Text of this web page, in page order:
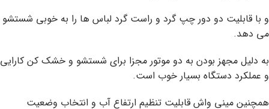
و با قابلیت دو دور چپ گرد و راست گرد لباس ها را به خوبی شستشو
می دهد.
به دلیل مجهز بودن به دو موتور مجزا برای شستشو و خشک کن کارایی
و عملکرد دستگاه بسیار خوب است.
همچنین مینی واش قابلیت تنظیم ارتفاع آب و انتخاب وضعیت